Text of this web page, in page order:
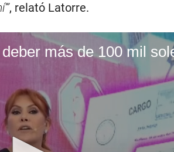
, relató Latorre.